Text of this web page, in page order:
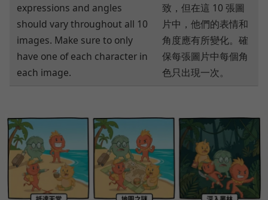
expressions and angles
should vary throughout all 10
images. Make sure to only
have one of each character in
each image.
致，但在這 10 張圖
片中，他們的表情和
角度應有所變化。確
保每張圖片中每個角
色只出現一次。